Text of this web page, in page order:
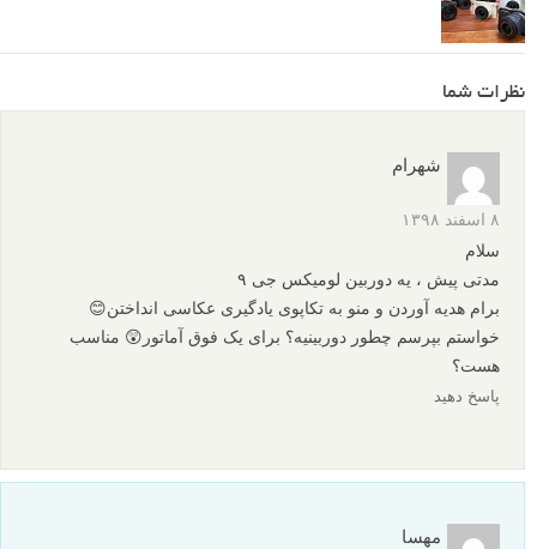
نظرات شما
شهرام
۸ اسفند ۱۳۹۸
سلام
مدتی پیش ، یه دوربین لومیکس جی ۹
برام هدیه آوردن و منو به تکاپوی یادگیری عکاسی انداختن😊
خواستم بپرسم چطور دوربینیه؟ برای یک فوق آماتور😲 مناسب
هست؟
پاسخ دهید
مهسا